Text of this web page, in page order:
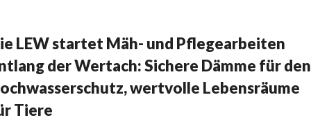
LEW startet Mäh- und Pflegearbeiten
der Wertach: Sichere Dämme für den
wertvolle Lebensräume
Tiere